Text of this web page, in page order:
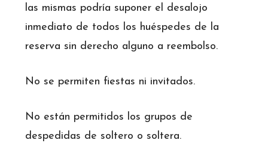
las mismas podría suponer el desalojo
inmediato de todos los huéspedes de la
reserva sin derecho alguno a reembolso.
No se permiten fiestas ni invitados.
No están permitidos los grupos de
despedidas de soltero o soltera.